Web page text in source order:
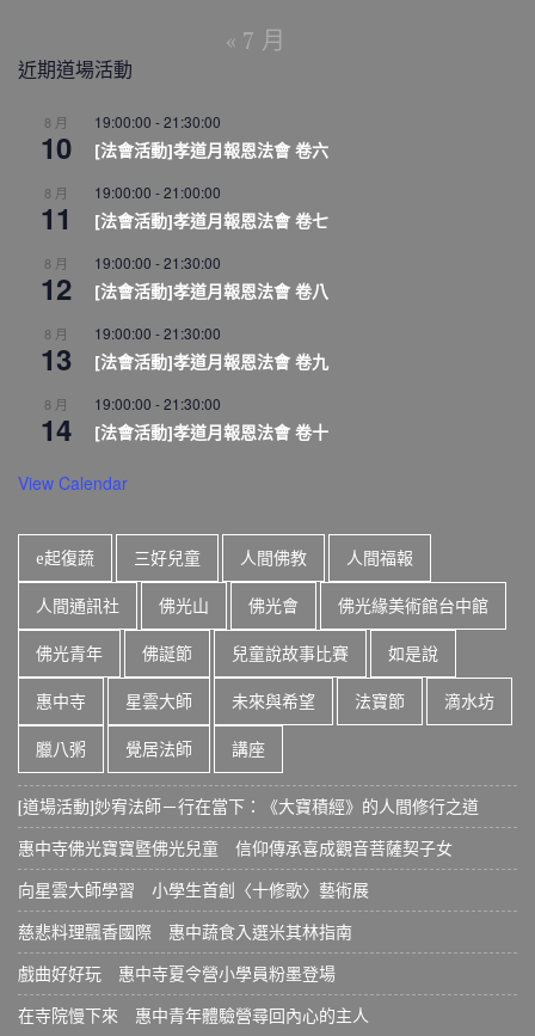
« 7 月
近期道場活動
8 月
10
19:00:00 -21:30:00
[法會活動]孝道月報恩法會 卷六
8 月
11
19:00:00 -21:00:00
[法會活動]孝道月報恩法會 卷七
8 月
12
19:00:00 -21:30:00
[法會活動]孝道月報恩法會 卷八
8 月
13
19:00:00 -21:30:00
[法會活動]孝道月報恩法會 卷九
8 月
14
19:00:00 -21:30:00
[法會活動]孝道月報恩法會 卷十
View Calendar
e起復蔬 三好兒童 人間佛教 人間福報
人間通訊社 佛光山 佛光會 佛光緣美術館台中館
佛光青年 佛誕節 兒童說故事比賽 如是說
惠中寺 星雲大師 未來與希望 法寶節 滴水坊
臘八粥 覺居法師 講座
[道場活動]妙宥法師－行在當下：《大寶積經》的人間修行之道
惠中寺佛光寶寶暨佛光兒童 信仰傳承喜成觀音菩薩契子女
向星雲大師學習 小學生首創〈十修歌〉藝術展
慈悲料理飄香國際 惠中蔬食入選米其林指南
戲曲好好玩 惠中寺夏令營小學員粉墨登場
在寺院慢下來 惠中青年體驗營尋回內心的主人